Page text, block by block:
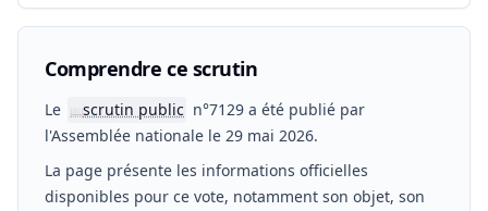
Comprendre ce scrutin
Le 📖scrutin public n°7129 a été publié par
l'Assemblée nationale le 29 mai 2026.
La page présente les informations officielles
disponibles pour ce vote, notamment son objet, son